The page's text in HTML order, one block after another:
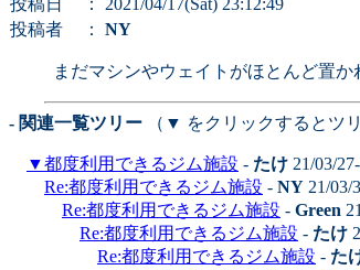
投稿日
： 2021/04/17(Sat) 23:12:49
投稿者
： NY
まだマシンやウェイトがほとんど置
- 関連一覧ツリー （▼ をクリックするとツ
▼都度利用できるジム施設 - たけ 21/03/
Re:都度利用できるジム施設 - NY 21/03/
Re:都度利用できるジム施設 - Green
Re:都度利用できるジム施設 - たけ
Re:都度利用できるジム施設 - た